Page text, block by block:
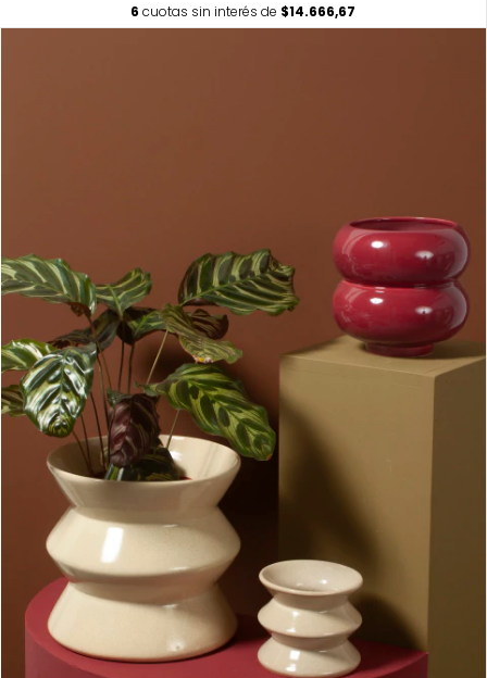
6 cuotas sin interés de $14.666,67